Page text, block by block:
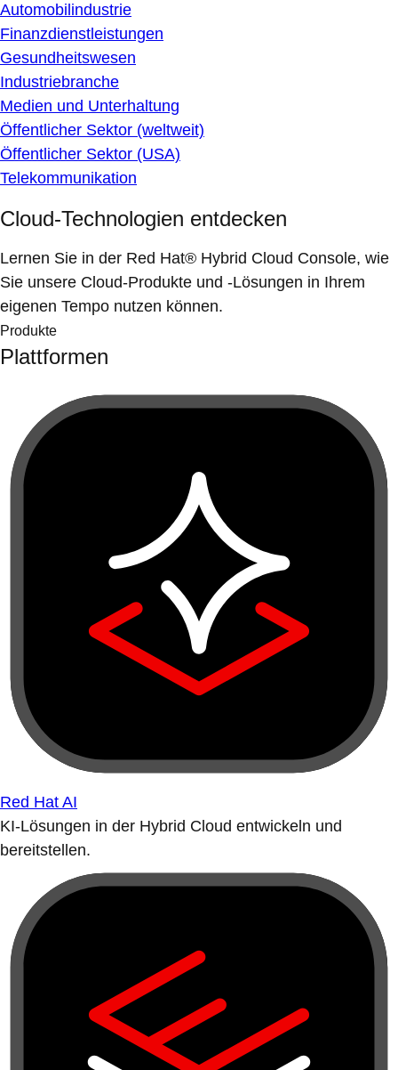
Automobilindustrie
Finanzdienstleistungen
Gesundheitswesen
Industriebranche
Medien und Unterhaltung
Öffentlicher Sektor (weltweit)
Öffentlicher Sektor (USA)
Telekommunikation
Cloud-Technologien entdecken
Lernen Sie in der Red Hat® Hybrid Cloud Console, wie
Sie unsere Cloud-Produkte und -Lösungen in Ihrem
eigenen Tempo nutzen können.
Produkte
Plattformen
Red Hat AI
KI-Lösungen in der Hybrid Cloud entwickeln und
bereitstellen.